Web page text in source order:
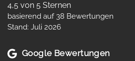
4,5 von 5 Sternen
basierend auf 38 Bewertungen
Stand: Juli 2026
Google Bewertungen